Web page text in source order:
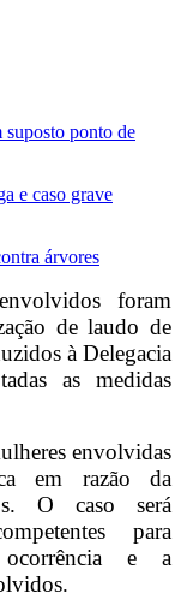
suposto ponto de
e caso grave
árvores
foram
de laudo de
à Delegacia
as medidas
envolvidas
em razão da
O caso será
para
ocorrência e a